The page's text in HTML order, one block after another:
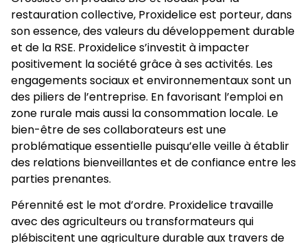
restauration collective, Proxidelice est porteur, dans
son essence, des valeurs du développement durable
et de la RSE. Proxidelice s’investit à impacter
positivement la société grâce à ses activités. Les
engagements sociaux et environnementaux sont un
des piliers de l’entreprise. En favorisant l’emploi en
zone rurale mais aussi la consommation locale. Le
bien-être de ses collaborateurs est une
problématique essentielle puisqu’elle veille à établir
des relations bienveillantes et de confiance entre les
parties prenantes.
Pérennité est le mot d’ordre. Proxidelice travaille
avec des agriculteurs ou transformateurs qui
plébiscitent une agriculture durable aux travers de